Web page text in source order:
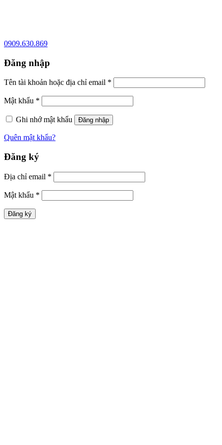
0909.630.869
Đăng nhập
Tên tài khoản hoặc địa chỉ email *
Mật khẩu *
Ghi nhớ mật khẩu Đăng nhập
Quên mật khẩu?
Đăng ký
Địa chỉ email *
Mật khẩu *
Đăng ký